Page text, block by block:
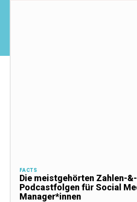
FACTS
Die meistgehörten Zahlen-
Podcastfolgen für Social
Manager*innen